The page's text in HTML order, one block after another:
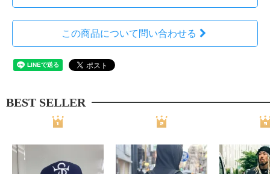
この商品について問い合わせる
BEST SELLER